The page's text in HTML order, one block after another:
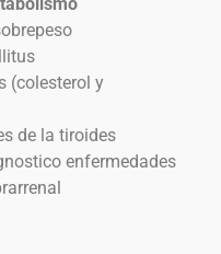
(colesterol y
de la tiroides
enfermedades